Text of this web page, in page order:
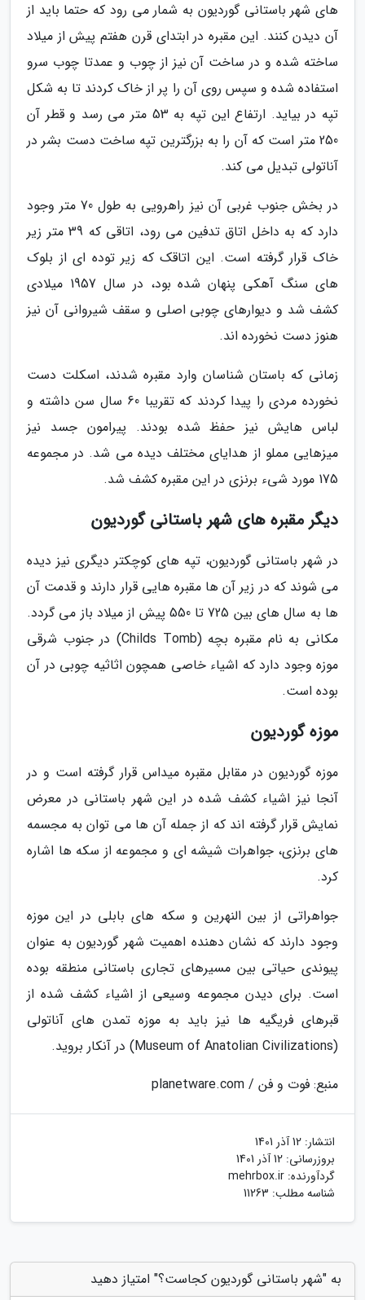
های شهر باستانی گوردیون به شمار می رود که حتما باید از
آن دیدن کنند. این مقبره در ابتدای قرن هفتم پیش از میلاد
ساخته شده و در ساخت آن نیز از چوب و عمدتا چوب سرو
استفاده شده و سپس روی آن را پر از خاک کردند تا به شکل
تپه در بیاید. ارتفاع این تپه به 53 متر می رسد و قطر آن
250 متر است که آن را به بزرگترین تپه ساخت دست بشر در
آناتولی تبدیل می کند.
در بخش جنوب غربی آن نیز راهرویی به طول 70 متر وجود
دارد که به داخل اتاق تدفین می رود، اتاقی که 39 متر زیر
خاک قرار گرفته است. این اتاقک که زیر توده ای از بلوک
های سنگ آهکی پنهان شده بود، در سال 1957 میلادی
کشف شد و دیوارهای چوبی اصلی و سقف شیروانی آن نیز
هنوز دست نخورده اند.
زمانی که باستان شناسان وارد مقبره شدند، اسکلت دست
نخورده مردی را پیدا کردند که تقریبا 60 سال سن داشته و
لباس هایش نیز حفظ شده بودند. پیرامون جسد نیز
میزهایی مملو از هدایای مختلف دیده می شد. در مجموعه
175 مورد شیء برنزی در این مقبره کشف شد.
دیگر مقبره های شهر باستانی گوردیون
در شهر باستانی گوردیون، تپه های کوچکتر دیگری نیز دیده
می شوند که در زیر آن ها مقبره هایی قرار دارند و قدمت آن
ها به سال های بین 725 تا 550 پیش از میلاد باز می گردد.
مکانی به نام مقبره بچه (Childs Tomb) در جنوب شرقی
موزه وجود دارد که اشیاء خاصی همچون اثاثیه چوبی در آن
بوده است.
موزه گوردیون
موزه گوردیون در مقابل مقبره میداس قرار گرفته است و در
آنجا نیز اشیاء کشف شده در این شهر باستانی در معرض
نمایش قرار گرفته اند که از جمله آن ها می توان به مجسمه
های برنزی، جواهرات شیشه ای و مجموعه از سکه ها اشاره
کرد.
جواهراتی از بین النهرین و سکه های بابلی در این موزه
وجود دارند که نشان دهنده اهمیت شهر گوردیون به عنوان
پیوندی حیاتی بین مسیرهای تجاری باستانی منطقه بوده
است. برای دیدن مجموعه وسیعی از اشیاء کشف شده از
قبرهای فریگیه ها نیز باید به موزه تمدن های آناتولی
(Museum of Anatolian Civilizations) در آنکار بروید.
منبع: فوت و فن / planetware.com
انتشار: 12 آذر 1401
بروزرسانی: 12 آذر 1401
گردآورنده: mehrbox.ir
شناسه مطلب: 11263
به "شهر باستانی گوردیون کجاست؟" امتیاز دهید